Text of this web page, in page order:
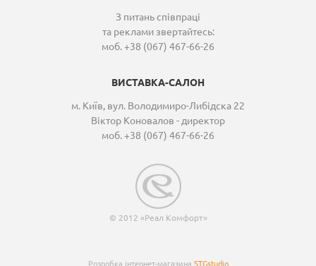
З питань співпраці
та реклами звертайтесь:
моб. +38 (067) 467-66-26
ВИСТАВКА-САЛОН
м. Київ, вул. Володимиро-Либідска 22
Віктор Коновалов - директор
моб. +38 (067) 467-66-26
© 2012 «Реал Комфорт»
Розробка інтернет-магазина STGstudio